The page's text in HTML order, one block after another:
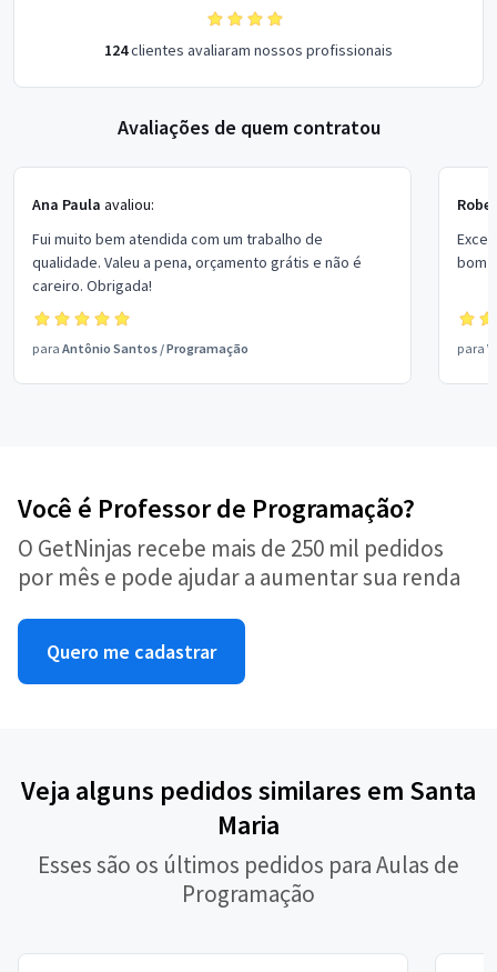
124clientes avaliaram nossos profissionais
Avaliações de quem contratou
Ana Paula avaliou:
Fui muito bem atendida com um trabalho de
qualidade. Valeu a pena, orçamento grátis e não é
careiro. Obrigada!
para Antônio Santos /Programação
bom
para
Você é Professor de Programação?
O GetNinjas recebe mais de 250 mil pedidos
por mês e pode ajudar a aumentar sua renda
Quero me cadastrar
Veja alguns pedidos similares em Santa
Maria
Esses são os últimos pedidos para Aulas de
Programação